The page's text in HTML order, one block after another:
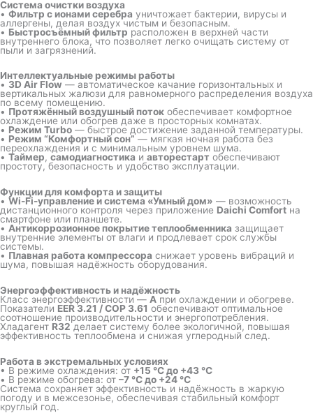
Система очистки воздуха
• Фильтр с ионами серебра уничтожает бактерии, вирусы и
аллергены, делая воздух чистым и безопасным.
• Быстросъёмный фильтр расположен в верхней части
внутреннего блока, что позволяет легко очищать систему от
пыли и загрязнений.
Интеллектуальные режимы работы
• 3D Air Flow — автоматическое качание горизонтальных и
вертикальных жалюзи для равномерного распределения воздуха
по всему помещению.
• Протяжённый воздушный поток обеспечивает комфортное
охлаждение или обогрев даже в просторных комнатах.
• Режим Turbo — быстрое достижение заданной температуры.
• Режим “Комфортный сон” — мягкая ночная работа без
переохлаждения и с минимальным уровнем шума.
• Таймер, самодиагностика и авторестарт обеспечивают
простоту, безопасность и удобство эксплуатации.
Функции для комфорта и защиты
• Wi-Fi-управление и система «Умный дом» — возможность
дистанционного контроля через приложение Daichi Comfort на
смартфоне или планшете.
• Антикоррозионное покрытие теплообменника защищает
внутренние элементы от влаги и продлевает срок службы
системы.
• Плавная работа компрессора снижает уровень вибраций и
шума, повышая надёжность оборудования.
Энергоэффективность и надёжность
Класс энергоэффективности — A при охлаждении и обогреве.
Показатели EER 3.21 / COP 3.61 обеспечивают оптимальное
соотношение производительности и энергопотребления.
Хладагент R32делает систему более экологичной, повышая
эффективность теплообмена и снижая углеродный след.
Работа в экстремальных условиях
• В режиме охлаждения: от +15 °C до +43 °C
• В режиме обогрева: от –7 °C до +24 °C
Система сохраняет эффективность и надёжность в жаркую
погоду и в межсезонье, обеспечивая стабильный комфорт
круглый год.